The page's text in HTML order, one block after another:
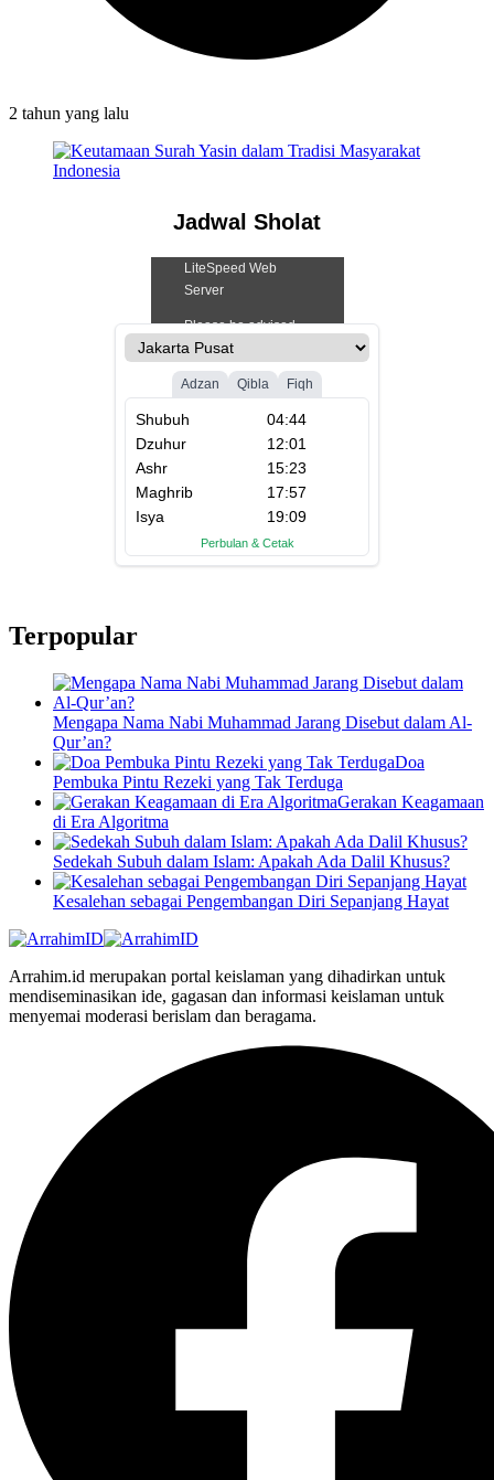
2 tahun yang lalu
Jadwal Sholat
Terpopular
Mengapa Nama Nabi Muhammad Jarang Disebut dalam Al-
Qur’an?
Doa
Pembuka Pintu Rezeki yang Tak Terduga
Gerakan Keagamaan
di Era Algoritma
Sedekah Subuh dalam Islam: Apakah Ada Dalil Khusus?
Kesalehan sebagai Pengembangan Diri Sepanjang Hayat
Arrahim.id merupakan portal keislaman yang dihadirkan untuk
mendiseminasikan ide, gagasan dan informasi keislaman untuk
menyemai moderasi berislam dan beragama.